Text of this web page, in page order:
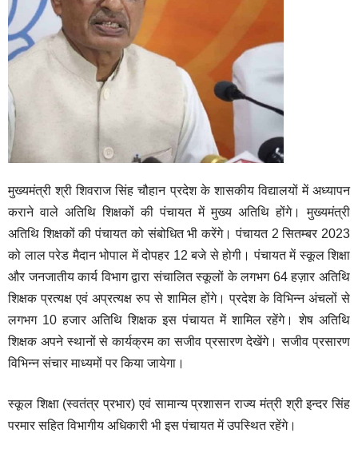
मुख्यमंत्री श्री शिवराज सिंह चौहान प्रदेश के शासकीय विद्यालयों में अध्यापन
कराने वाले अतिथि शिक्षकों की पंचायत में मुख्य अतिथि होंगे। मुख्यमंत्री
अतिथि शिक्षकों की पंचायत को संबोधित भी करेंगे। पंचायत 2 सितम्बर 2023
को लाल परेड मैदान भोपाल में दोपहर 12 बजे से होगी। पंचायत में स्कूल शिक्षा
और जनजातीय कार्य विभाग द्वारा संचालित स्कूलों के लगभग 64 हज़ार अतिथि
शिक्षक प्रत्यक्ष एवं अप्रत्यक्ष रुप से शामिल होंगे। प्रदेश के विभिन्न अंचलों से
लगभग 10 हजार अतिथि शिक्षक इस पंचायत में शामिल रहेंगे। शेष अतिथि
शिक्षक अपने स्थानों से कार्यक्रम का सजीव प्रसारण देखेंगे। सजीव प्रसारण
विभिन्न संचार माध्यमों पर किया जायेगा।
स्कूल शिक्षा (स्वतंत्र प्रभार) एवं सामान्य प्रशासन राज्य मंत्री श्री इन्दर सिंह
परमार सहित विभागीय अधिकारी भी इस पंचायत में उपस्थित रहेंगे।